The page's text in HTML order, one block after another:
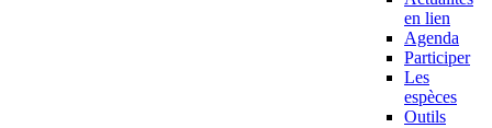
en lien
Agenda
Participer
Les
espèces
Outils